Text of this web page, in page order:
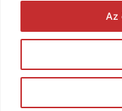
Az
Kerti
grillsütők,
tűzhelyek KK-
© 2005-2026 Karim Kft.